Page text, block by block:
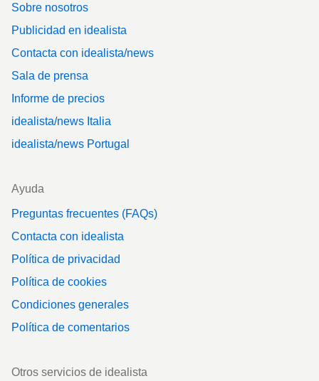
Sobre nosotros
Publicidad en idealista
Contacta con idealista/news
Sala de prensa
Informe de precios
idealista/news Italia
idealista/news Portugal
Ayuda
Preguntas frecuentes (FAQs)
Contacta con idealista
Política de privacidad
Política de cookies
Condiciones generales
Política de comentarios
Otros servicios de idealista